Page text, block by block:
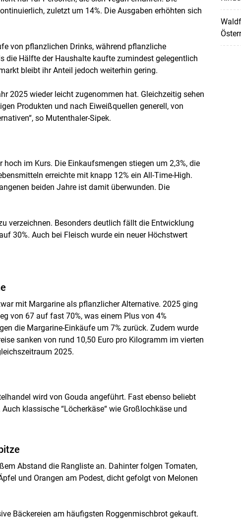
zuletzt um 14%. Die Ausgaben erhöhten sich
von pflanzlichen Drinks, während pflanzliche
die Hälfte der Haushalte kaufte zumindest gelegentlich
bleibt ihr Anteil jedoch weiterhin gering.
2025 wieder leicht zugenommen hat. Gleichzeitig sehen
Produkten und nach Eiweißquellen generell, von
so Mutenthaler-Sipek.
im Kurs. Die Einkaufsmengen stiegen um 2,3%, die
erreichte mit knapp 12% ein All-Time-High.
beiden Jahre ist damit überwunden. Die
verzeichnen. Besonders deutlich fällt die Entwicklung
30%. Auch bei Fleisch wurde ein neuer Höchstwert
mit Margarine als pflanzlicher Alternative. 2025 ging
von 67 auf fast 70%, was einem Plus von 4%
die Margarine-Einkäufe um 7% zurück. Zudem wurde
sanken von rund 10,50 Euro pro Kilogramm im vierten
2025.
wird von Gouda angeführt. Fast ebenso beliebt
klassische “Löcherkäse“ wie Großlochkäse und
Abstand die Rangliste an. Dahinter folgen Tomaten,
und Orangen am Podest, dicht gefolgt von Melonen
Bäckereien am häufigsten Roggenmischbrot gekauft.